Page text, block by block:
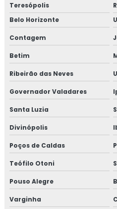
Teresópolis
Belo Horizonte
Contagem
Betim
Ribeirão das Neves
Governador Valadares
Santa Luzia
Divinópolis
Poços de Caldas
Teófilo Otoni
Pouso Alegre
Varginha